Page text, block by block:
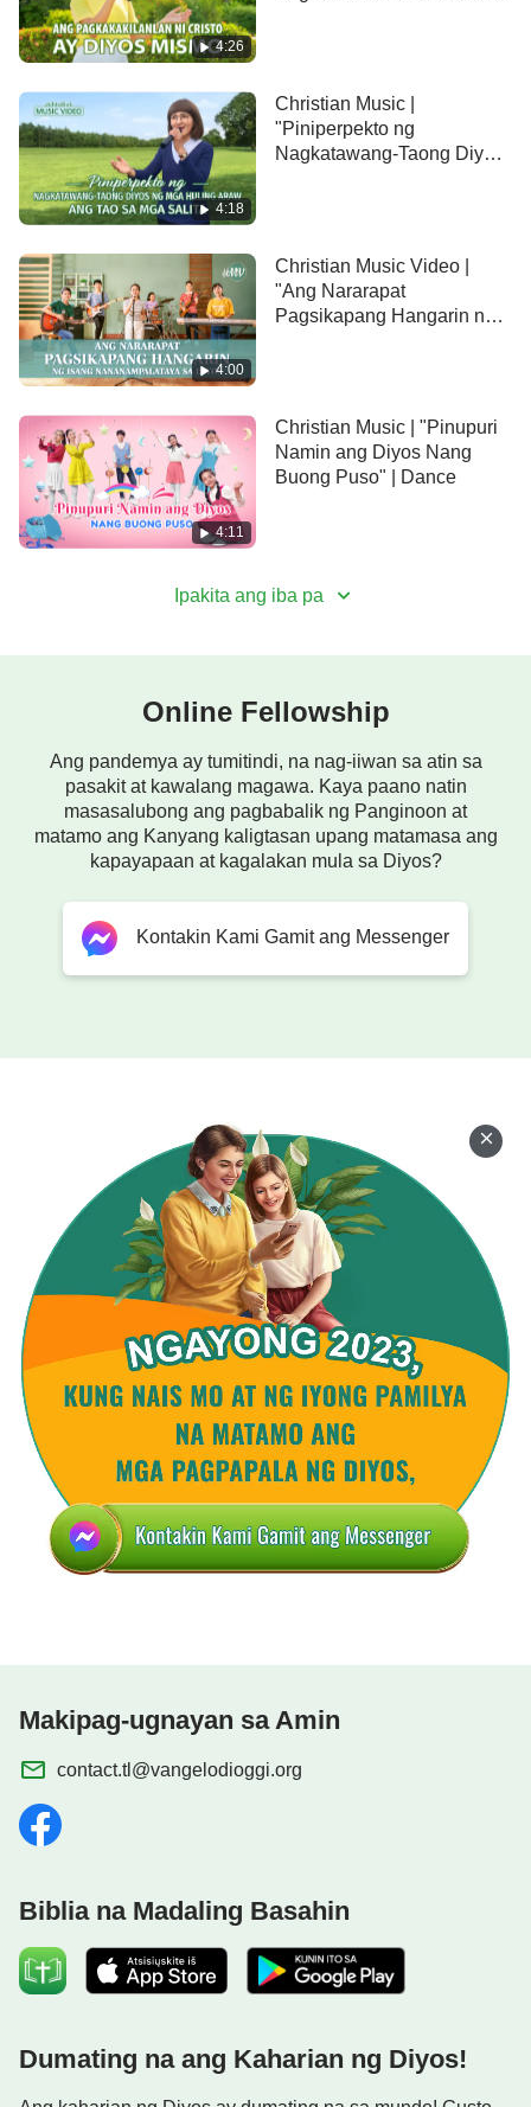
At nang sa gayon sila'y may pagpasiyang
mahalin Siya kahit sa kahirapan,
kahit sa pag-uusig,
binibigay ang buhay nang walang hinayang.
May pagkapukaw ka't gawain ng Banal na Espiritu.
Gayunpaman, alam mo dapat na 'di mo taglay
salita Niya,
makararamdam ka ng pagkaantig.
'Pag iba'y nagbabahagi sa mgasalita ng Diyos ,
bago't sariwa ito sa 'yo,
at puso mo'y lubos na malinaw at maliwanag.
Lahat ito'y gawain ng Banal na Espiritu.
Marahil ika'y isang pinuno't
'pag pumupunta ka sa iglesia upang gumawa.
Mababatid mo'ng suliranin ng iglesia't
ang katotohanan upang lutasin 'to.
Nagagawa mong maging sobrang masigasig,
napakaresponsable't seryoso sa gawain mo.
Oo, lahat ng ito ay paghahayag,
lahat ng ito ay gawain ng Banal na Espiritu.
mula sa Sundan ang Cordero at Kumanta ng mga
Bagong Awitin
4:26
4:18
Christian Music |
"Piniperpekto ng
Nagkatawang-Taong Diyos
4:00
Christian Music Video |
"Ang Nararapat
Pagsikapang Hangarin ng
4:11
Christian Music | "Pinupuri
Namin ang Diyos Nang
Buong Puso" | Dance
Ipakita ang iba pa
Online Fellowship
Ang pandemya ay tumitindi, na nag-iiwan sa atin sa
pasakit at kawalang magawa. Kaya paano natin
masasalubong ang pagbabalik ng Panginoon at
matamo ang Kanyang kaligtasan upang matamasa ang
kapayapaan at kagalakan mula sa Diyos?
Kontakin Kami Gamit ang Messenger
Makipag-ugnayan sa Amin
contact.tl@vangelodioggi.org
Biblia na Madaling Basahin
Dumating na ang Kaharian ng Diyos!